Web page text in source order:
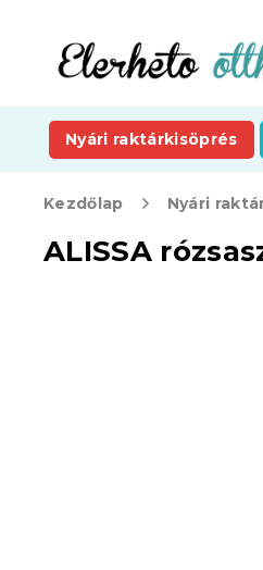
tartalomhoz
Nyári raktárkisöprés
Kezdőlap Nyári
ALISSA